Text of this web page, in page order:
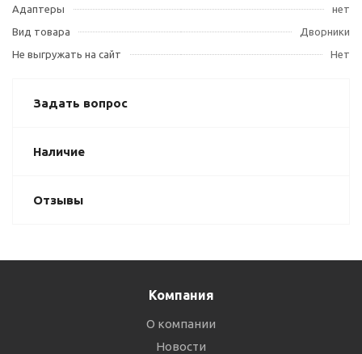
Адаптеры
нет
Вид товара
Дворники
Не выгружать на сайт
Нет
Задать вопрос
Наличие
Отзывы
Компания
О компании
Новости